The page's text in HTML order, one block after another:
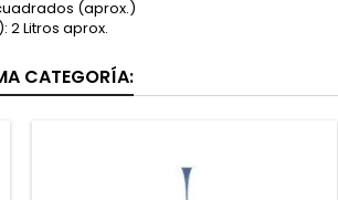
(aprox.)
2 Litros aprox.
CATEGORÍA: